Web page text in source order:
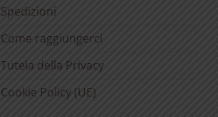
Spedizioni
Come raggiungerci
Tutela della Privacy
Cookie Policy (UE)